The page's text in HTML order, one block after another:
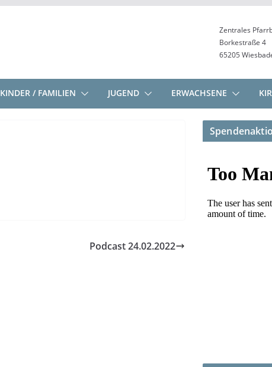
Zentrales
Borkestraße 4
65205
KINDER / FAMILIEN JUGEND ERWACHSENE
Podcast 24.02.2022